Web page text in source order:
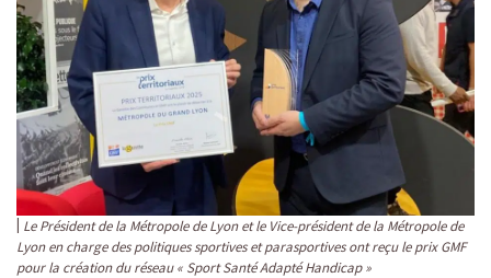
Le Président de la Métropole de Lyon et le Vice-président de la Métropole de
Lyon en charge des politiques sportives et parasportives ont reçu le prix GMF
pour la création du réseau « Sport Santé Adapté Handicap »